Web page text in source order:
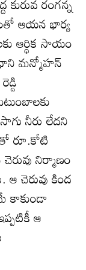
ఆయన భార్య
ఆర్థిక సాయం
మన్మోహన్‌
నీరు లేదని
రూ.కోటి
నిర్మాణం
చెరువు కింద
కాకుండా
ఆ